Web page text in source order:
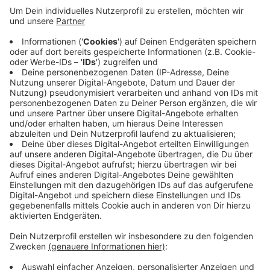
Den Schaden schätzt sie auf mehr als 100.000 Euro.
Die Polizei sucht jetzt Zeugen. Die Autos seien
zwischen Montagabend (27.02.) und
Mittwochnachmittag (01.03.) gestohlen worden. Die
beiden Elektrofahrzeuge waren auf dem Hof eines
Autohauses an der Selbecker Straße geparkt und
hatten jeweils eine Laufleistung von nicht einmal 10
km, sagt die Polizei. Die Wache in Heiligenhaus ist
unter der Nummer 02056 9312-6150 erreichbar.
Anzeige